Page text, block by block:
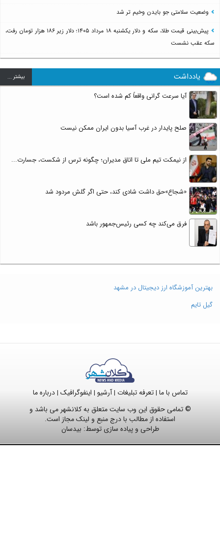
وضعیت سلامتی جو بایدن وخیم تر شد
پیش‌بینی قیمت طلا، سکه و دلار یکشنبه ۱۸ مرداد ۱۴۰۵؛ دلار زیر ۱۸۶ هزار تومان رفت،
سکه عقب نشست
یادداشت بيشتر ...
آیا سرعت گرانی واقعاً کم شده است؟
صلح پایدار در غرب آسیا بدون ایران ممکن نیست
از نیمکت تیم ملی تا اتاق مدیران؛ چگونه ترس از شکست، جسارت...
«شجاع»حق داشت شادی کند، حتی اگر گلش مردود شد
فرق می‌کند چه کسی رئیس‌جمهور باشد
بهترین آموزشگاه ارز دیجیتال در مشهد
گیل تایم
تماس با ما |تعرفه تبلیغات |آرشیو | اینفوگرافیک |درباره ما
© تمامی حقوق این وب سایت متعلق به کلانشهر می باشد و
استفاده از مطالب با درج منبع و لینک مجاز است.
طراحی و پیاده سازی توسط: بیدسان